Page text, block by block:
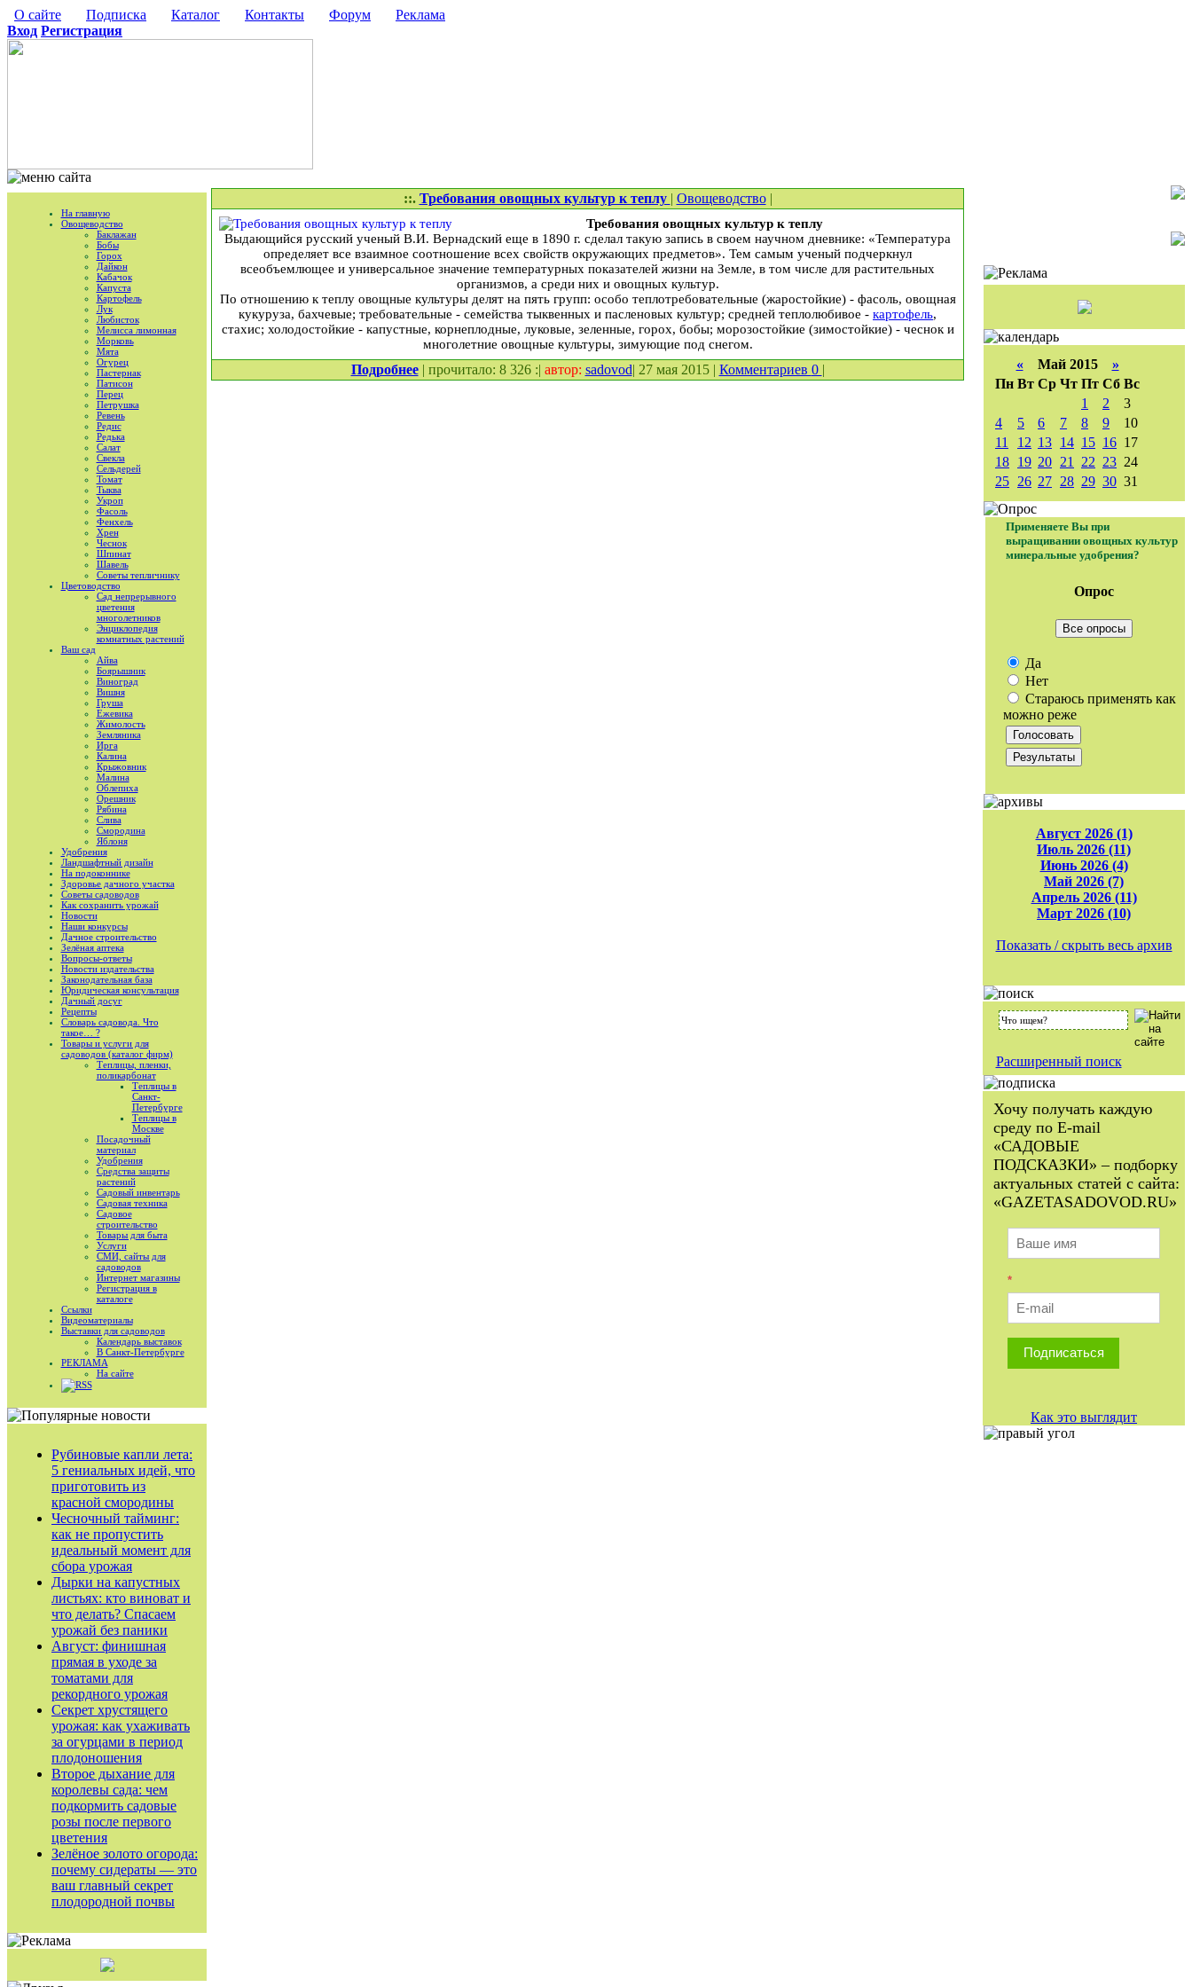
О сайте Подписка Каталог Контакты Форум
Реклама
Вход Регистрация
На главную
Овощеводство
Баклажан
Бобы
Горох
Дайкон
Кабачок
Капуста
Картофель
Лук
Любисток
Мелисса лимонная
Морковь
Мята
Огурец
Пастернак
Патисон
Перец
Петрушка
Ревень
Редис
Редька
Салат
Свекла
Сельдерей
Томат
Тыква
Укроп
Фасоль
Фенхель
Хрен
Чеснок
Шпинат
Шавель
Советы тепличнику
Цветоводство
Сад непрерывного
цветения
многолетников
Энциклопедия
комнатных растений
Ваш сад
Айва
Боярышник
Виноград
Вишня
Груша
Ежевика
Жимолость
Земляника
Ирга
Калина
Крыжовник
Малина
Облепиха
Орешник
Рябина
Слива
Смородина
Яблоня
Удобрения
Ландшафтный дизайн
На подоконнике
Здоровье дачного участка
Советы садоводов
Как сохранить урожай
Новости
Наши конкурсы
Дачное строительство
Зелёная аптека
Вопросы-ответы
Новости издательства
Законодательная база
Юридическая консультация
Дачный досуг
Рецепты
Словарь садовода. Что
такое… ?
Товары и услуги для
садоводов (каталог фирм)
Теплицы, пленки,
поликарбонат
Теплицы в
Санкт-
Петербурге
Теплицы в
Москве
Посадочный
материал
Удобрения
Средства защиты
растений
Садовый инвентарь
Садовая техника
Садовое
строительство
Товары для быта
Услуги
СМИ, сайты для
садоводов
Интернет магазины
Регистрация в
каталоге
Ссылки
Видеоматериалы
Выставки для садоводов
Календарь выставок
В Санкт-Петербурге
РЕКЛАМА
На сайте
RSS
Рубиновые капли лета:
5 гениальных идей, что
приготовить из
красной смородины
Чесночный тайминг:
как не пропустить
идеальный момент для
сбора урожая
Дырки на капустных
листьях: кто виноват и
что делать? Спасаем
урожай без паники
Август: финишная
прямая в уходе за
томатами для
рекордного урожая
Секрет хрустящего
урожая: как ухаживать
за огурцами в период
плодоношения
Второе дыхание для
королевы сада: чем
подкормить садовые
розы после первого
цветения
Зелёное золото огорода:
почему сидераты — это
ваш главный секрет
плодородной почвы
::. Требования овощных культур к теплу | Овощеводство|
Требования овощных культур к теплу
Выдающийся русский ученый В.И. Вернадский еще в 1890 г. сделал такую запись в своем научном дневнике: «Температура
определяет все взаимное соотношение всех свойств окружающих предметов». Тем самым ученый подчеркнул
всеобъемлющее и универсальное значение температурных показателей жизни на Земле, в том числе для растительных
организмов, а среди них и овощных культур.
По отношению к теплу овощные культуры делят на пять групп: особо теплотребовательные (жаростойкие) - фасоль, овощная
кукуруза, бахчевые; требовательные - семейства тыквенных и пасленовых культур; средней теплолюбивое - картофель,
стахис; холодостойкие - капустные, корнеплодные, луковые, зеленные, горох, бобы; морозостойкие (зимостойкие) - чеснок и
многолетние овощные культуры, зимующие под снегом.
Подробнее| прочитало: 8 326 :| автор: sadovod| 27 мая 2015 | Комментариев 0 | «Май 2015 »
Пн Вт Ср Чт Пт Сб Вс
1
2
3
4
5 6 7 8 9
10
11
12 13 14 15 16 17
18 19 20 21 22 23 24
25 26 27 28 29 30 31
Применяете Вы при
выращивании овощных культур
минеральные удобрения?
Опрос
Все опросы
Да
Нет
Стараюсь применять как
можно реже
Август 2026 (1)
Июль 2026 (11)
Июнь 2026 (4)
Май 2026 (7)
Апрель 2026 (11)
Март 2026 (10)
Показать / скрыть весь архив
Расширенный поиск
Хочу получать каждую
среду по E-mail
«САДОВЫЕ
ПОДСКАЗКИ» – подборку
актуальных статей с сайта:
«GAZETASADOVOD.RU»
*
Подписаться
Как это выглядит